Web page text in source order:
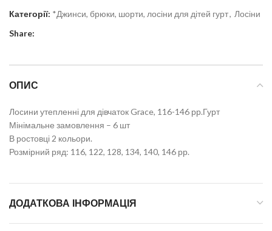
Категорії: *Джинси, брюки, шорти, лосіни для дітей гурт, Лосіни
Share:
ОПИС
Лосини утепленні для дівчаток Grace, 116-146 рр.Гурт
Мінімальне замовлення – 6 шт
В ростовці 2 кольори.
Розмірний ряд: 116, 122, 128, 134, 140, 146 рр.
ДОДАТКОВА ІНФОРМАЦІЯ